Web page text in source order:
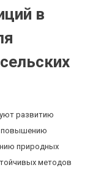
в
развитию
повышению
природных
методов